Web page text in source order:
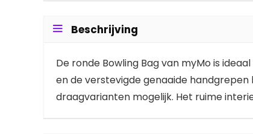
Beschrijving
De ronde Bowling Bag van myMo is
en de verstevigde genaaide
draagvarianten mogelijk. Het ruime